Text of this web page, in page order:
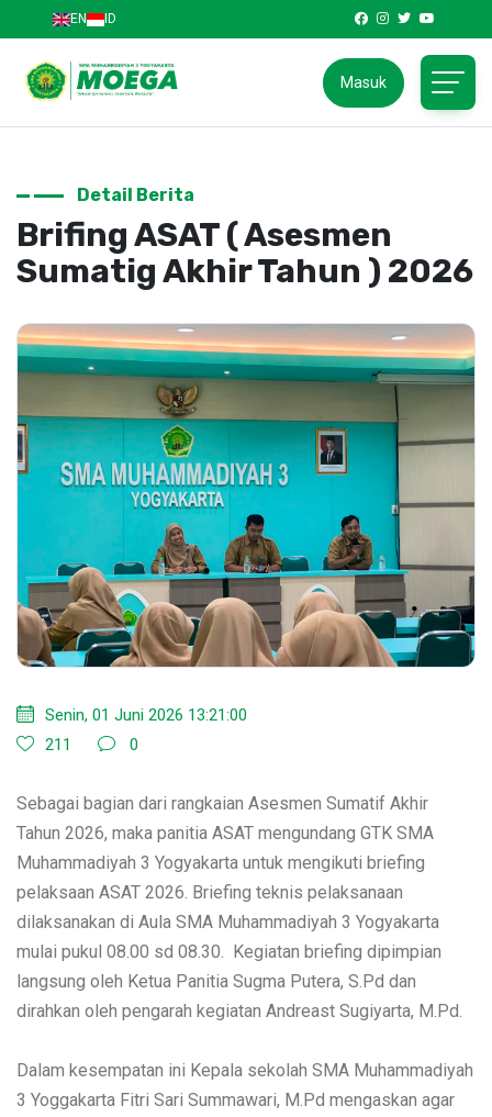
EN ID
Masuk
Detail Berita
Brifing ASAT ( Asesmen
Sumatig Akhir Tahun ) 2026
Senin, 01 Juni 2026 13:21:00
211
0
Sebagai bagian dari rangkaian Asesmen Sumatif Akhir
Tahun 2026, maka panitia ASAT mengundang GTK SMA
Muhammadiyah 3 Yogyakarta untuk mengikuti briefing
pelaksaan ASAT 2026. Briefing teknis pelaksanaan
dilaksanakan di Aula SMA Muhammadiyah 3 Yogyakarta
mulai pukul 08.00 sd 08.30. Kegiatan briefing dipimpian
langsung oleh Ketua Panitia Sugma Putera, S.Pd dan
dirahkan oleh pengarah kegiatan Andreast Sugiyarta, M.Pd.
Dalam kesempatan ini Kepala sekolah SMA Muhammadiyah
3 Yoggakarta Fitri Sari Summawari, M.Pd mengaskan agar